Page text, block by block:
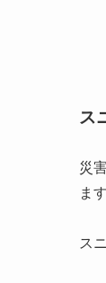
ス
災
ま
ス